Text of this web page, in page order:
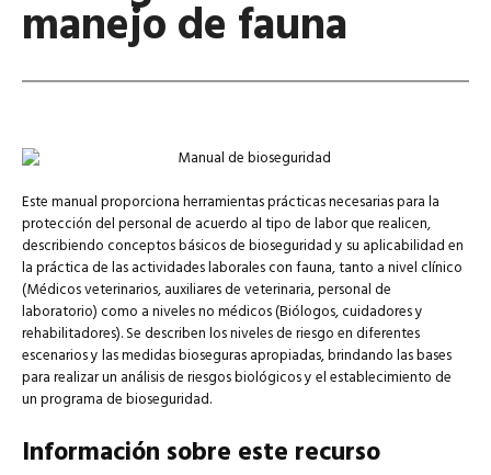
manejo de fauna
Este manual proporciona herramientas prácticas necesarias para la
protección del personal de acuerdo al tipo de labor que realicen,
describiendo conceptos básicos de bioseguridad y su aplicabilidad en
la práctica de las actividades laborales con fauna, tanto a nivel clínico
(Médicos veterinarios, auxiliares de veterinaria, personal de
laboratorio) como a niveles no médicos (Biólogos, cuidadores y
rehabilitadores). Se describen los niveles de riesgo en diferentes
escenarios y las medidas bioseguras apropiadas, brindando las bases
para realizar un análisis de riesgos biológicos y el establecimiento de
un programa de bioseguridad.
Información sobre este recurso